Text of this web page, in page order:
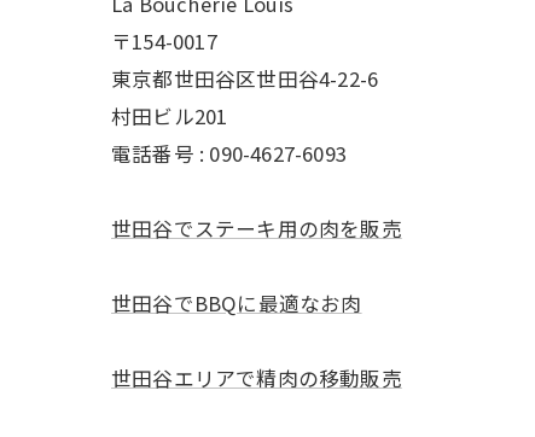
〒154-0017
東京都世田谷区世田谷4-22-6
村田ビル201
電話番号 : 090-4627-6093
世田谷でステーキ用の肉を販売
世田谷でBBQに最適なお肉
世田谷エリアで精肉の移動販売